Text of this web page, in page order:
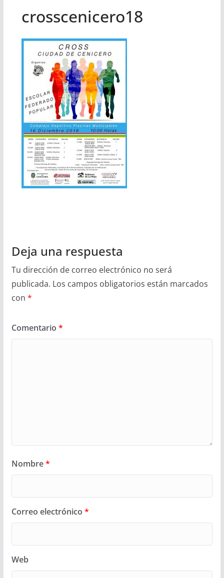
crosscenicero18
Deja una respuesta
Tu dirección de correo electrónico no será
publicada. Los campos obligatorios están marcados
con *
Comentario *
Nombre*
Correo electrónico *
Web